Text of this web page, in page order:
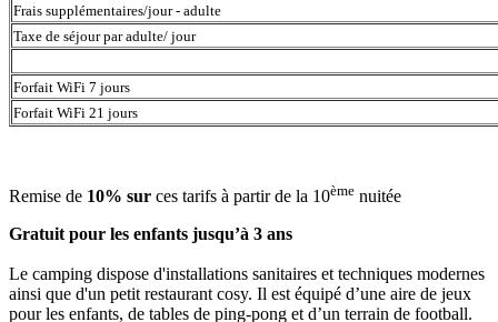
Frais supplémentaires/jour - adulte
Taxe de séjour par adulte/ jour
Forfait WiFi 7 jours
Forfait WiFi 21 jours
Remise de 10% sur ces tarifs à partir de la 10ème nuitée
Gratuit pour les enfants jusqu’à 3 ans
Le camping dispose d'installations sanitaires et techniques modernes
ainsi que d'un petit restaurant cosy. Il est équipé d’une aire de jeux
pour les enfants, de tables de ping-pong et d’un terrain de football.